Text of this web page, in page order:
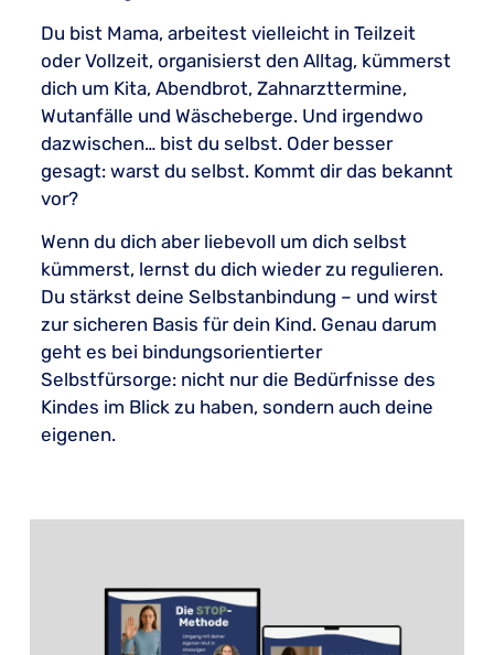
Du bist Mama, arbeitest vielleicht in Teilzeit
oder Vollzeit, organisierst den Alltag, kümmerst
dich um Kita, Abendbrot, Zahnarzttermine,
Wutanfälle und Wäscheberge. Und irgendwo
dazwischen… bist du selbst. Oder besser
gesagt: warst du selbst. Kommt dir das bekannt
vor?
Wenn du dich aber liebevoll um dich selbst
kümmerst, lernst du dich wieder zu regulieren.
Du stärkst deine Selbstanbindung – und wirst
zur sicheren Basis für dein Kind. Genau darum
geht es bei bindungsorientierter
Selbstfürsorge: nicht nur die Bedürfnisse des
Kindes im Blick zu haben, sondern auch deine
eigenen.